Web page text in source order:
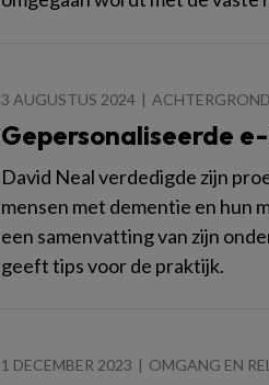
3 AUGUSTUS 2024 ACHTERGROND
Gepersonaliseerde
David Neal verdedigde zijn
mensen met dementie en hun
een samenvatting van zijn
geeft tips voor de praktijk.
1 DECEMBER 2023 OMGANG EN